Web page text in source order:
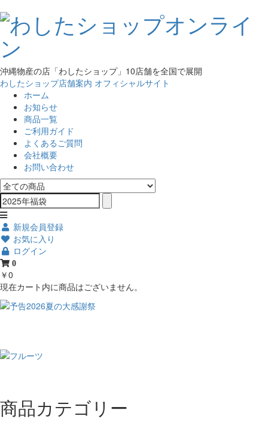
沖縄物産の店「わしたショップ」10店舗を全国で展開
わしたショップ店舗案内 オフィシャルサイト
ホーム
お知らせ
商品一覧
ご利用ガイド
よくあるご質問
会社概要
お問い合わせ
新規会員登録
お気に入り
ログイン
0
￥0
現在カート内に商品はございません。
商品カテゴリー